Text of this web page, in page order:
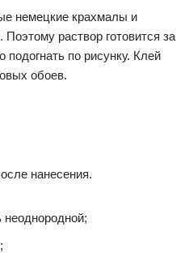
немецкие крахмалы и
раствор готовится за
по рисунку. Клей
обоев.
нанесения.
неоднородной;